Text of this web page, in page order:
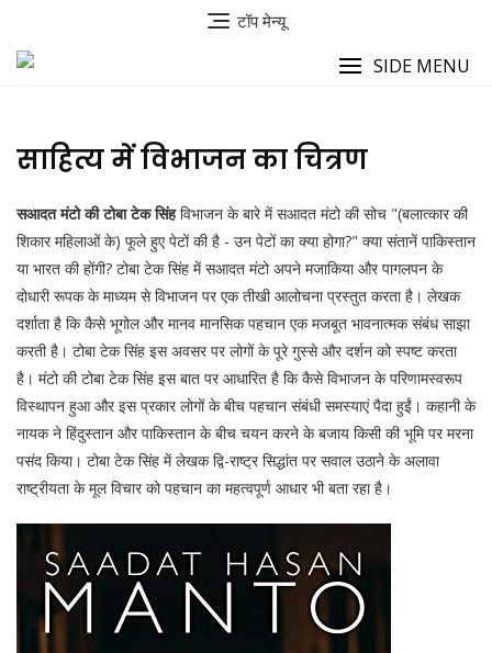
टॉप मेन्यू
SIDE MENU
साहित्य में विभाजन का चित्रण
सआदत मंटो की टोबा टेक सिंहविभाजन के बारे में सआदत मंटो की सोच "(बलात्कार की
शिकार महिलाओं के) फूले हुए पेटों की है - उन पेटों का क्या होगा?" क्या संतानें पाकिस्तान
या भारत की होंगी? टोबा टेक सिंह में सआदत मंटो अपने मजाकिया और पागलपन के
दोधारी रूपक के माध्यम से विभाजन पर एक तीखी आलोचना प्रस्तुत करता है। लेखक
दर्शाता है कि कैसे भूगोल और मानव मानसिक पहचान एक मजबूत भावनात्मक संबंध साझा
करती है। टोबा टेक सिंह इस अवसर पर लोगों के पूरे गुस्से और दर्शन को स्पष्ट करता
है। मंटो की टोबा टेक सिंह इस बात पर आधारित है कि कैसे विभाजन के परिणामस्वरूप
विस्थापन हुआ और इस प्रकार लोगों के बीच पहचान संबंधी समस्याएं पैदा हुईं। कहानी के
नायक ने हिंदुस्तान और पाकिस्तान के बीच चयन करने के बजाय किसी की भूमि पर मरना
पसंद किया। टोबा टेक सिंह में लेखक द्वि-राष्ट्र सिद्धांत पर सवाल उठाने के अलावा
राष्ट्रीयता के मूल विचार को पहचान का महत्वपूर्ण आधार भी बता रहा है।